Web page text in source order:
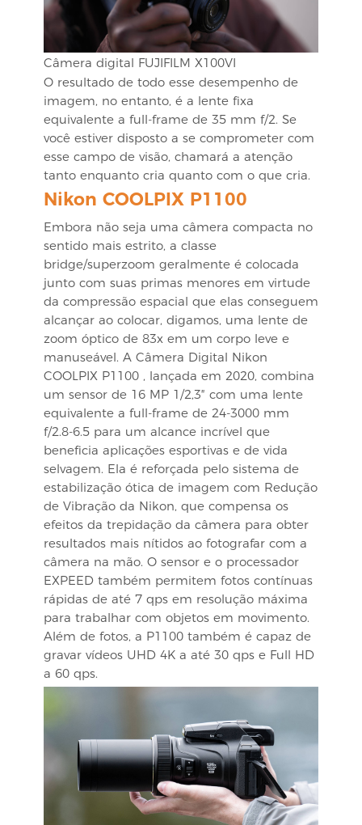
Câmera digital FUJIFILM X100VI
O resultado de todo esse desempenho de
imagem, no entanto, é a lente fixa
equivalente a full-frame de 35 mm f/2. Se
você estiver disposto a se comprometer com
esse campo de visão, chamará a atenção
tanto enquanto cria quanto com o que cria.
Nikon COOLPIX P1100
Embora não seja uma câmera compacta no
sentido mais estrito, a classe
bridge/superzoom geralmente é colocada
junto com suas primas menores em virtude
da compressão espacial que elas conseguem
alcançar ao colocar, digamos, uma lente de
zoom óptico de 83x em um corpo leve e
manuseável. A Câmera Digital Nikon
COOLPIX P1100 , lançada em 2020, combina
um sensor de 16 MP 1/2,3″ com uma lente
equivalente a full-frame de 24-3000 mm
f/2.8-6.5 para um alcance incrível que
beneficia aplicações esportivas e de vida
selvagem. Ela é reforçada pelo sistema de
estabilização ótica de imagem com Redução
de Vibração da Nikon, que compensa os
efeitos da trepidação da câmera para obter
resultados mais nítidos ao fotografar com a
câmera na mão. O sensor e o processador
EXPEED também permitem fotos contínuas
rápidas de até 7 qps em resolução máxima
para trabalhar com objetos em movimento.
Além de fotos, a P1100 também é capaz de
gravar vídeos UHD 4K a até 30 qps e Full HD
a 60 qps.